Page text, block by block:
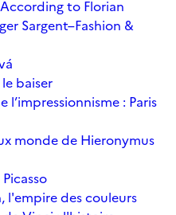
to Florian
Sargent–Fashion &
baiser
l’impressionnisme : Paris
monde de Hieronymus
l'empire des couleurs